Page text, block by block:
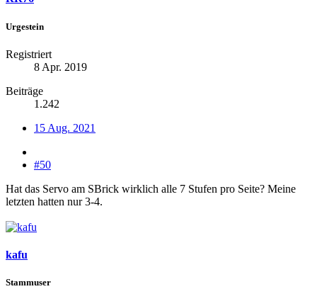
Urgestein
Registriert
8 Apr. 2019
Beiträge
1.242
15 Aug. 2021
#50
Hat das Servo am SBrick wirklich alle 7 Stufen pro Seite? Meine
letzten hatten nur 3-4.
kafu
Stammuser